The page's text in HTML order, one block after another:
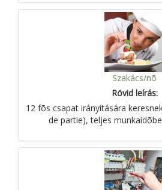
Szakács/nõ
Rövid leírás:
12 fõs csapat irányítására
de partie), teljes